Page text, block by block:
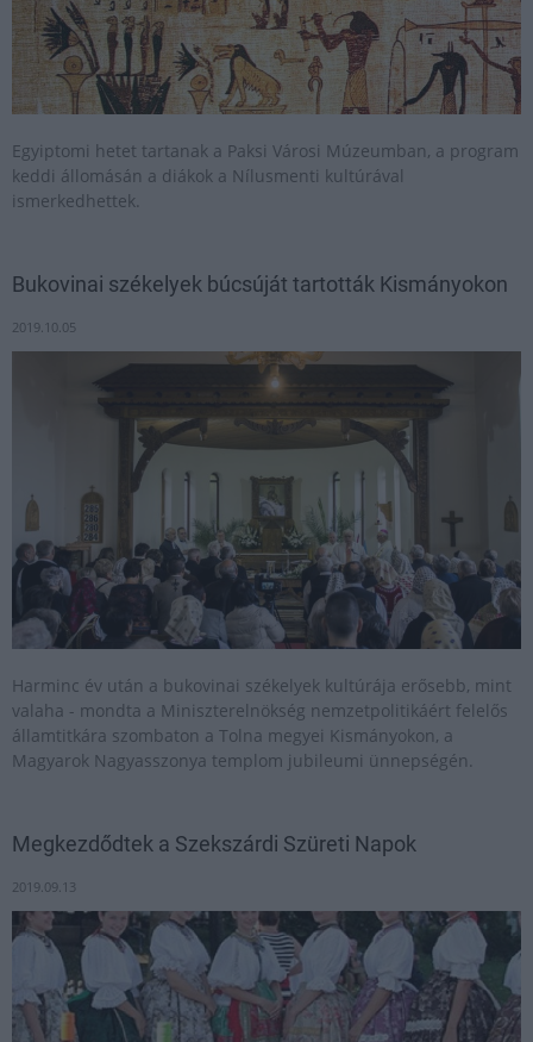
Egyiptomi hetet tartanak a Paksi Városi Múzeumban, a program
keddi állomásán a diákok a Nílusmenti kultúrával
ismerkedhettek.
Bukovinai székelyek búcsúját tartották Kismányokon
2019.10.05
Harminc év után a bukovinai székelyek kultúrája erősebb, mint
valaha - mondta a Miniszterelnökség nemzetpolitikáért felelős
államtitkára szombaton a Tolna megyei Kismányokon, a
Magyarok Nagyasszonya templom jubileumi ünnepségén.
Megkezdődtek a Szekszárdi Szüreti Napok
2019.09.13